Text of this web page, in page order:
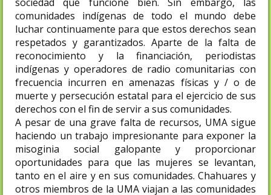
comunidades indígenas de todo el mundo debe
luchar continuamente para que estos derechos sean
respetados y garantizados. Aparte de la falta de
reconocimiento y la financiación, periodistas
indígenas y operadores de radio comunitarias con
frecuencia incurren en amenazas físicas y / o de
muerte y persecución estatal para el ejercicio de sus
derechos con el fin de servir a sus comunidades.
A pesar de una grave falta de recursos, UMA sigue
haciendo un trabajo impresionante para exponer la
misoginia social galopante y proporcionar
oportunidades para que las mujeres se levantan,
tanto en el aire y en sus comunidades. Chahuares y
otros miembros de la UMA viajan a las comunidades